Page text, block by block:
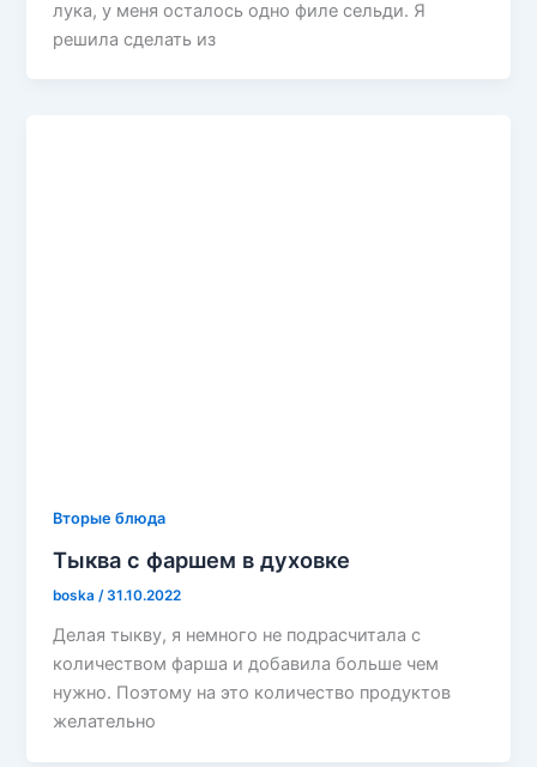
лука, у меня осталось одно филе сельди. Я
решила сделать из
Вторые блюда
Тыква с фаршем в духовке
boska/31.10.2022
Делая тыкву, я немного не подрасчитала с
количеством фарша и добавила больше чем
нужно. Поэтому на это количество продуктов
желательно